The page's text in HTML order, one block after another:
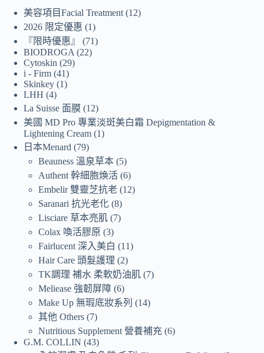
美容項目Facial Treatment 12
2026 限定優惠
1
『限時優惠』
71
BIODROGA 22
Cytoskin 29
i - Firm 41
Skinkey 1
LHH 4
La Suisse 面膜 12
美國 MD Pro 專業淡斑美白霜 Depigmentation &
Lightening Cream 1
日本Menard 79
Beauness 溫泉草本 5
Authent 幹細胞煥活 6
Embelir 雙靈芝抗老 12
Saranari 抗光老化 8
Lisciare 草本亮肌 7
Colax 喚活膠原 3
Fairlucent 深入美白
11
Hair Care 頭髮護理 2
TK調理 補水 柔軟奶油肌 7
Meliease 強韌屏障 6
Make Up 無瑕底妝系列
14
其他 Others 7
Nutritious Supplement 營養補充 6
G.M. COLLIN 43